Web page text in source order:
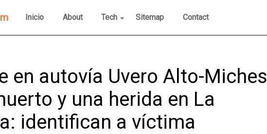
Inicio About Tech Sitemap Contact
en autovía Uvero Alto-Miches
y una herida en La
identifican a víctima